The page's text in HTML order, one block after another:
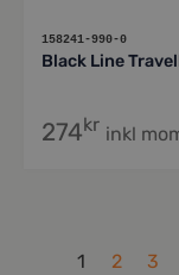
158241-990-0
Black Line
274kr inkl
1 2 3